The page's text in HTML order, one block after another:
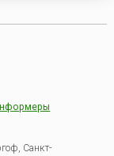
Санкт-